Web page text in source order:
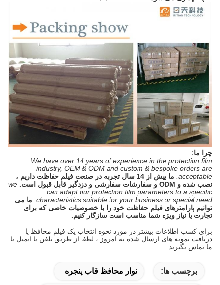
چرا ما:
We have over 14 years of experience in the protection film
industry, OEM & ODM and custom & bespoke orders are
acceptable.
ما بیش از 14 سال تجربه در صنعت فیلم حفاظت داریم ،
نصب شده و ODM و سفارشات سفارشی و دزدگیر قابل قبول است.
we
can adapt our protection film parameters to a specific
characteristics suitable for your business or special need.
ما می
توانیم پارامترهای فیلم حفاظت خود را با خصوصیات خاصی که برای
تجارت یا نیاز ویژه شما مناسب است سازگار کنیم.
برای کسب اطلاعات بیشتر در مورد نحوه انتخاب یک فیلم محافظ یا
دریافت نمونه های ارسال شده به امروز ، لطفا از طریق تلفن یا ایمیل با
ما تماس بگیرید.
برچسب ها: نوار محافظ قاب پنجره